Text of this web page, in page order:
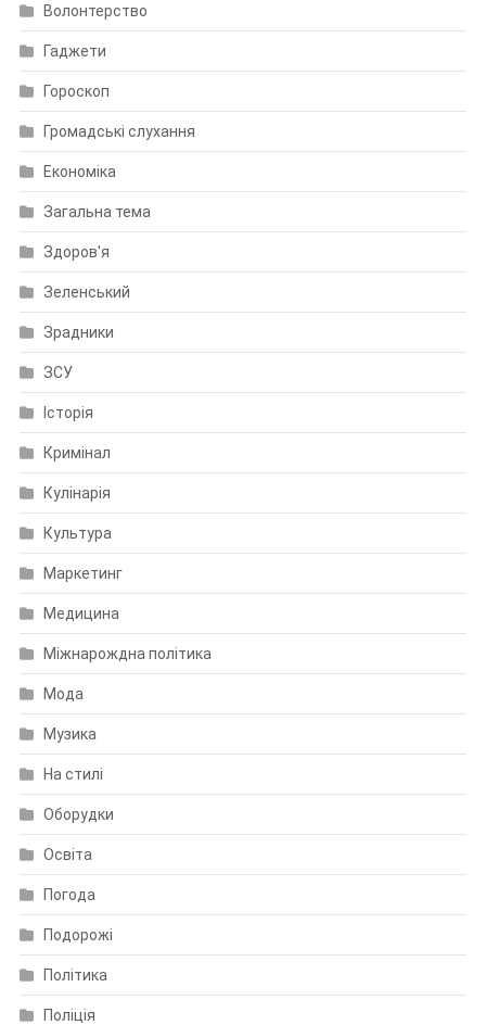
Волонтерство
Гаджети
Гороскоп
Громадські слухання
Економіка
Загальна тема
Здоров'я
Зеленський
Зрадники
ЗСУ
Історія
Кримінал
Кулінарія
Культура
Маркетинг
Медицина
Міжнарождна політика
Мода
Музика
На стилі
Оборудки
Освіта
Погода
Подорожі
Політика
Поліція